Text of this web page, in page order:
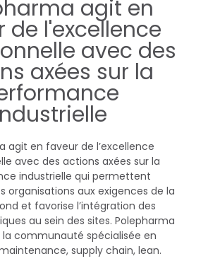
agit en
de l'excellence
avec des
axées sur la
agit en faveur de l’excellence
avec des actions axées sur la
industrielle qui permettent
organisations aux exigences de la
et favorise l’intégration des
au sein des sites. Polepharma
la communauté spécialisée en
supply chain, lean.